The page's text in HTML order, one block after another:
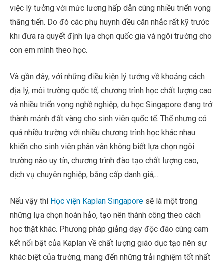
việc lý tưởng với mức lương hấp dẫn cùng nhiều triển vọng
thăng tiến. Do đó các phụ huynh đều cân nhắc rất kỹ trước
khi đưa ra quyết định lựa chọn quốc gia và ngôi trường cho
con em mình theo học.
Và gần đây, với những điều kiện lý tưởng về khoảng cách
địa lý, môi trường quốc tế, chương trình học chất lượng cao
và nhiều triển vọng nghề nghiệp, du học Singapore đang trở
thành mảnh đất vàng cho sinh viên quốc tế. Thế nhưng có
quá nhiều trường với nhiều chương trình học khác nhau
khiến cho sinh viên phân vân không biết lựa chọn ngôi
trường nào uy tín, chương trình đào tạo chất lượng cao,
dịch vụ chuyên nghiệp, bằng cấp danh giá,…
Nếu vậy thì Học viện Kaplan Singapore sẽ là một trong
những lựa chọn hoàn hảo, tạo nên thành công theo cách
học thật khác. Phương pháp giảng dạy độc đáo cùng cam
kết nổi bật của Kaplan về chất lượng giáo dục tạo nên sự
khác biệt của trường, mang đến những trải nghiệm tốt nhất